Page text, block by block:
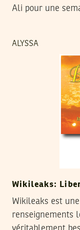
Ali pour une
ALYSSA
Wikileaks:
Wikileaks est
renseignements